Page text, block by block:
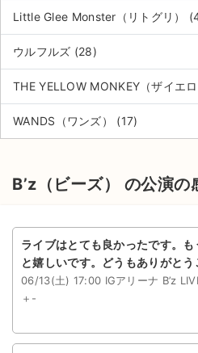
Little Glee Monster（リトグリ）
ウルフルズ (28)
THE YELLOW MONKEY（ザイエ
WANDS（ワンズ） (17)
B’z（ビーズ） の公演の
ライブはとても良かったです。
と嬉しいです。どうもありがとう
06/13(土) 17:00 IGアリーナ B’z
＋-